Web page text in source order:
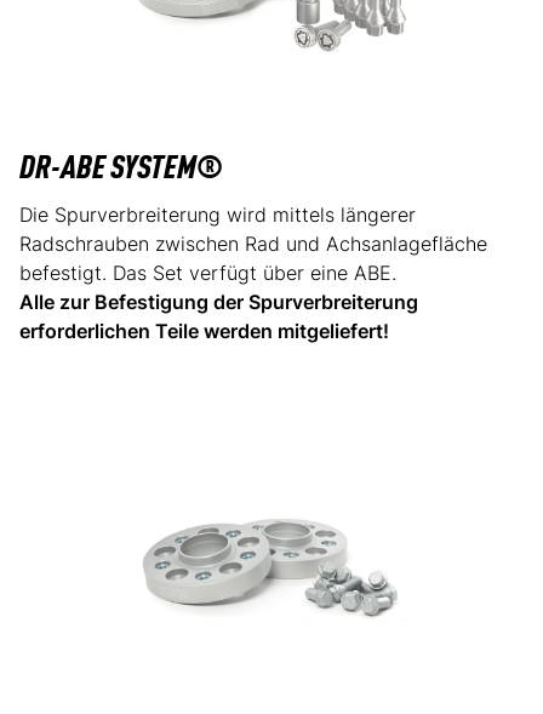
DR-ABE SYSTEM®
Die Spurverbreiterung wird mittels längerer
Radschrauben zwischen Rad und Achsanlagefläche
befestigt. Das Set verfügt über eine ABE.
Alle zur Befestigung der Spurverbreiterung
erforderlichen Teile werden mitgeliefert!